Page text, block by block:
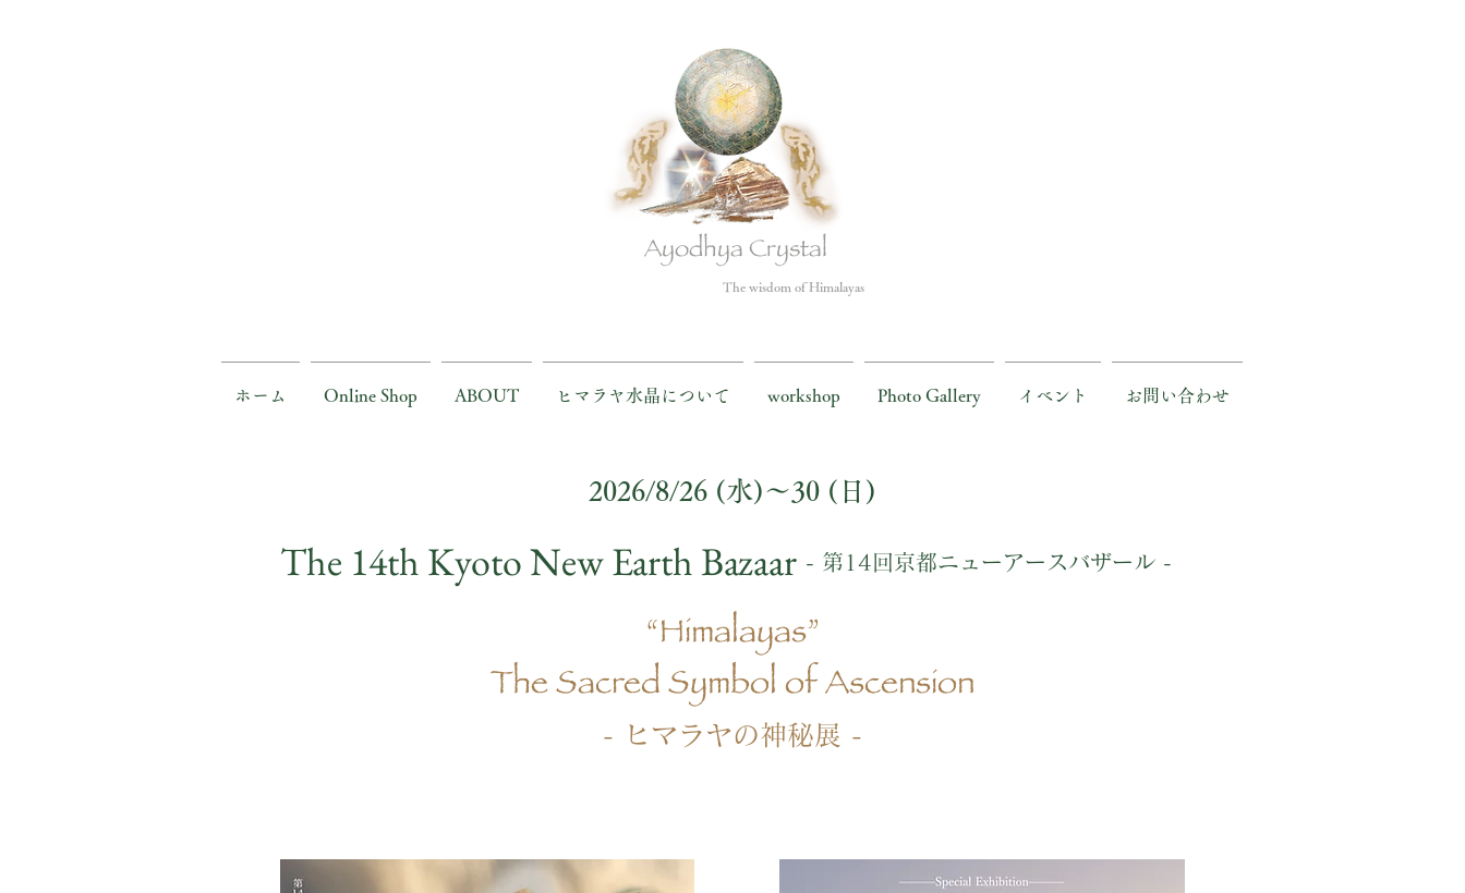
The wisdom of Himalayas
Ayodhya Crystal
ホーム Online Shop ABOUT ヒマラヤ水晶について workshop Photo Gallery イベント お問い合わせ
2026/8/26 (水)〜30 (日)
The 14th Kyoto New Earth Bazaar - ​第14回京都ニューアースバザール -
“Himalayas”
​The Sacred Symbol of Ascension
​- ヒマラヤの神秘展 -